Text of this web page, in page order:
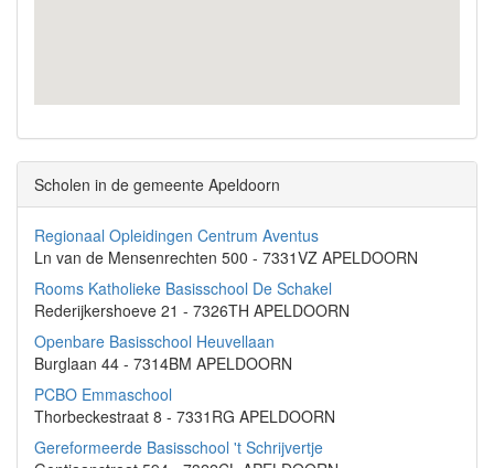
Scholen in de gemeente Apeldoorn
Regionaal Opleidingen Centrum Aventus
Ln van de Mensenrechten 500 - 7331VZ APELDOORN
Rooms Katholieke Basisschool De Schakel
Rederijkershoeve 21 - 7326TH APELDOORN
Openbare Basisschool Heuvellaan
Burglaan 44 - 7314BM APELDOORN
PCBO Emmaschool
Thorbeckestraat 8 - 7331RG APELDOORN
Gereformeerde Basisschool 't Schrijvertje